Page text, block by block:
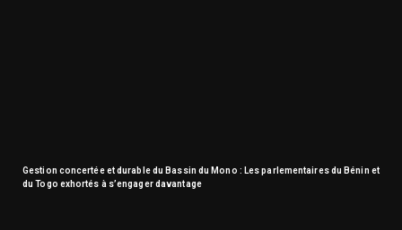
Gestion concertée et durable du Bassin du Mono : Les parlementaires du Bénin et
du Togo exhortés à s’engager davantage